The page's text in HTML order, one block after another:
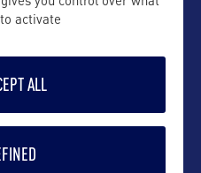
activate
ALL